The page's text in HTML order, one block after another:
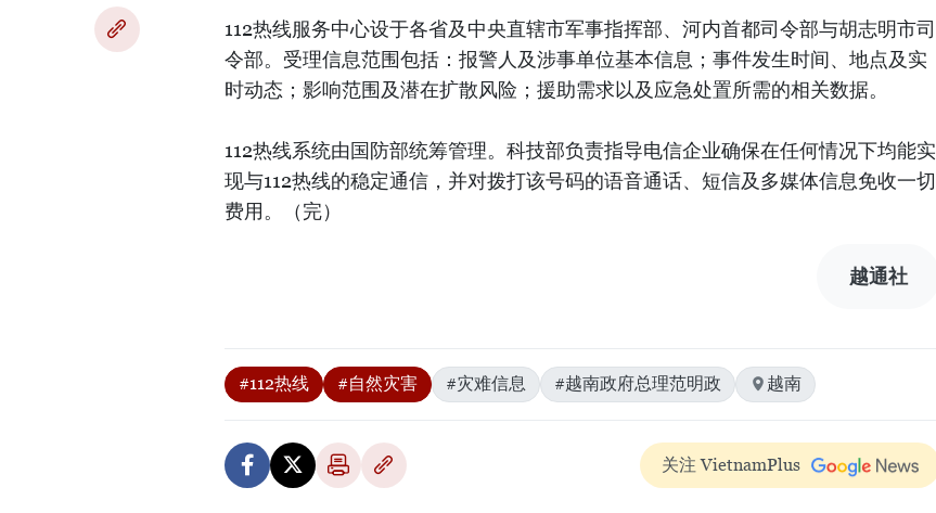
112热线服务中心设于各省及中央直辖市军事指挥部、河内首都司令部与胡志明市司
令部。受理信息范围包括：报警人及涉事单位基本信息；事件发生时间、地点及实
时动态；影响范围及潜在扩散风险；援助需求以及应急处置所需的相关数据。
112热线系统由国防部统筹管理。科技部负责指导电信企业确保在任何情况下均能实
现与112热线的稳定通信，并对拨打该号码的语音通话、短信及多媒体信息免收一切
费用。（完）
越通社
#112热线 #自然灾害 #灾难信息 #越南政府总理范明政 越南
关注 VietnamPlus